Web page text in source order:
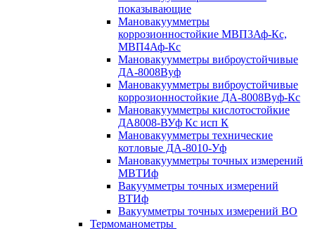
показывающие
Мановакуумметры
коррозионностойкие МВП3Аф-Кс,
МВП4Аф-Кс
Мановакуумметры виброустойчивые
ДА-8008Вуф
Мановакуумметры виброустойчивые
коррозионностойкие ДА-8008Вуф-Кс
Мановакуумметры кислотостойкие
ДА8008-ВУф Кс исп К
Мановакуумметры технические
котловые ДА-8010-Уф
Мановакуумметры точных измерений
МВТИф
Вакуумметры точных измерений
ВТИф
Вакуумметры точных измерений ВО
Термоманометры